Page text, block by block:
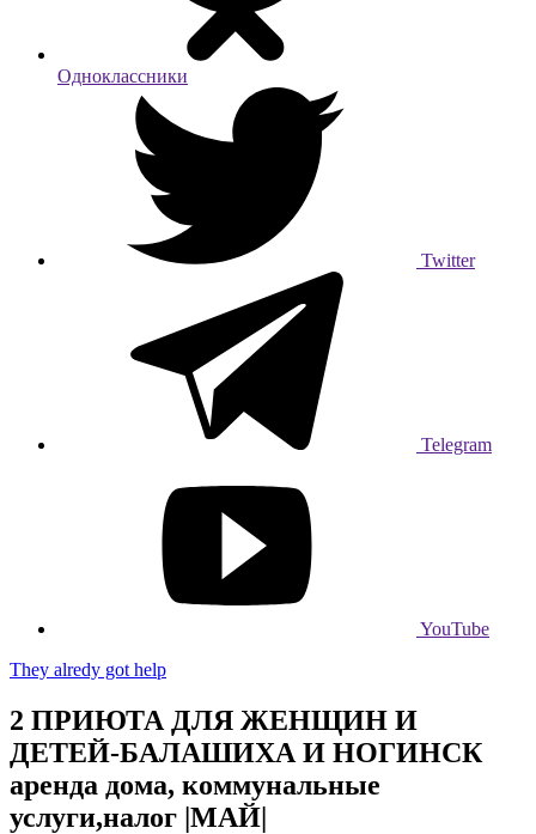
Одноклассники
Twitter
Telegram
YouTube
They alredy got help
2 ПРИЮТА ДЛЯ ЖЕНЩИН И
ДЕТЕЙ-БАЛАШИХА И НОГИНСК
аренда дома, коммунальные
услуги,налог |МАЙ|